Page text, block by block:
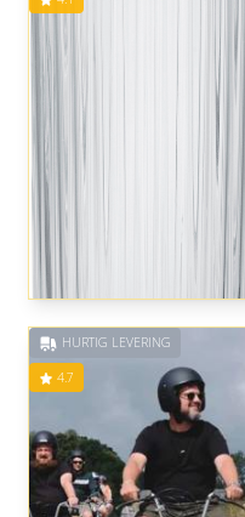
HURTIG LEVERING
4.7